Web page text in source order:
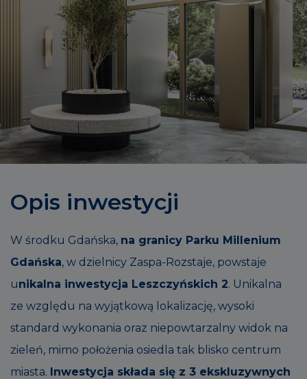
Opis inwestycji
W środku Gdańska, na granicy Parku Millenium
Gdańska, w dzielnicy Zaspa-Rozstaje, powstaje
unikalna inwestycja Leszczyńskich 2. Unikalna
ze względu na wyjątkową lokalizację, wysoki
standard wykonania oraz niepowtarzalny widok na
zieleń, mimo położenia osiedla tak blisko centrum
miasta. Inwestycja składa się z 3 ekskluzywnych